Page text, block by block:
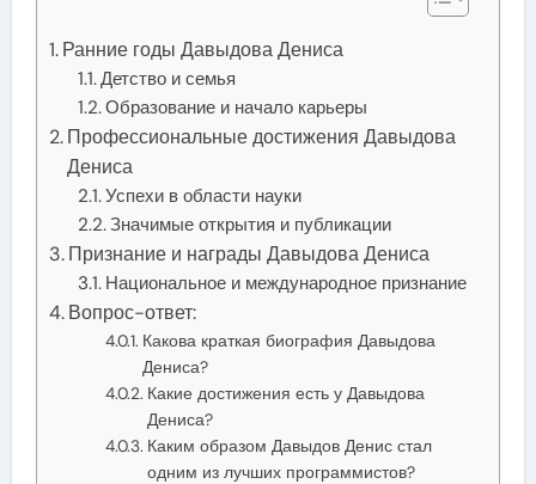
Ранние годы Давыдова Дениса
Детство и семья
Образование и начало карьеры
Профессиональные достижения Давыдова
Дениса
Успехи в области науки
Значимые открытия и публикации
Признание и награды Давыдова Дениса
Национальное и международное признание
Вопрос-ответ:
Какова краткая биография Давыдова
Дениса?
Какие достижения есть у Давыдова
Дениса?
Каким образом Давыдов Денис стал
одним из лучших программистов?